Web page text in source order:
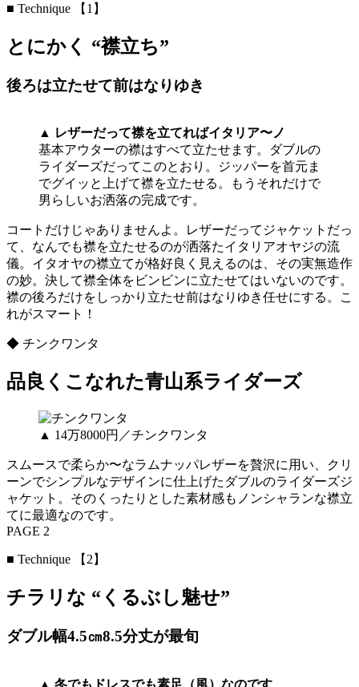
■ Technique 【1】
とにかく “襟立ち”
後ろは立たせて前はなりゆき
▲ レザーだって襟を立てればイタリア〜ノ
基本アウターの襟はすべて立たせます。ダブルの
ライダーズだってこのとおり。ジッパーを首元ま
でグイッと上げて襟を立たせる。もうそれだけで
男らしいお洒落の完成です。
コートだけじゃありませんよ。レザーだってジャケットだっ
て、なんでも襟を立たせるのが洒落たイタリアオヤジの流
儀。イタオヤの襟立てが格好良く見えるのは、その実無造作
の妙。決して襟全体をビンビンに立たせてはいないのです。
襟の後ろだけをしっかり立たせ前はなりゆき任せにする。こ
れがスマート！
◆ チンクワンタ
品良くこなれた青山系ライダーズ
▲ 14万8000円／チンクワンタ
スムースで柔らか〜なラムナッパレザーを贅沢に用い、クリ
ーンでシンプルなデザインに仕上げたダブルのライダーズジ
ャケット。そのくったりとした素材感もノンシャランな襟立
てに最適なのです。
PAGE 2
■ Technique 【2】
チラリな “くるぶし魅せ”
ダブル幅4.5㎝8.5分丈が最旬
▲ 冬でもドレスでも素足（風）なのです